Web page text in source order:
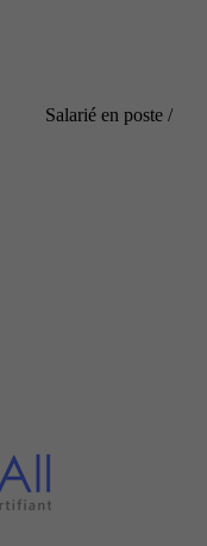
Salarié en poste /